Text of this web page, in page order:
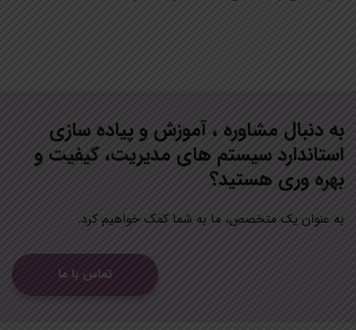
به دنبال مشاوره ، آموزش و پیاده سازی
استاندارد سيستم هاي مديريت، کیفیت و
بهره وری هستید؟
به عنوان یک متخصص، ما به شما کمک خواهیم کرد.
تماس با ما